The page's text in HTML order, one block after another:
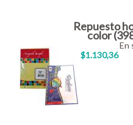
Repuesto
color
$1.130,36
En